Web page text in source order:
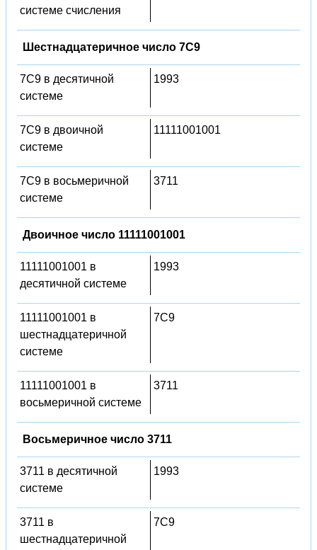
системе счисления
Шестнадцатеричное число 7C9
7C9 в десятичной
системе
1993
7C9 в двоичной
системе
11111001001
7C9 в восьмеричной
системе
3711
Двоичное число 11111001001
11111001001 в
десятичной системе
1993
11111001001 в
шестнадцатеричной
системе
7C9
11111001001 в
восьмеричной системе
3711
Восьмеричное число 3711
3711 в десятичной
системе
1993
3711 в
шестнадцатеричной
7C9